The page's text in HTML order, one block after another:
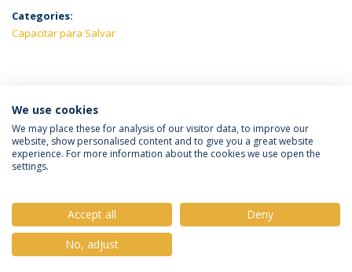
Categories:
Capacitar para Salvar
LATEST NEWS
Política de Privacidade
Termos e Condições
© 2026 Universidade Católica Portuguesa
We use cookies
We may place these for analysis of our visitor data, to improve our
website, show personalised content and to give you a great website
experience. For more information about the cookies we use open the
settings.
Accept all
Deny
No, adjust